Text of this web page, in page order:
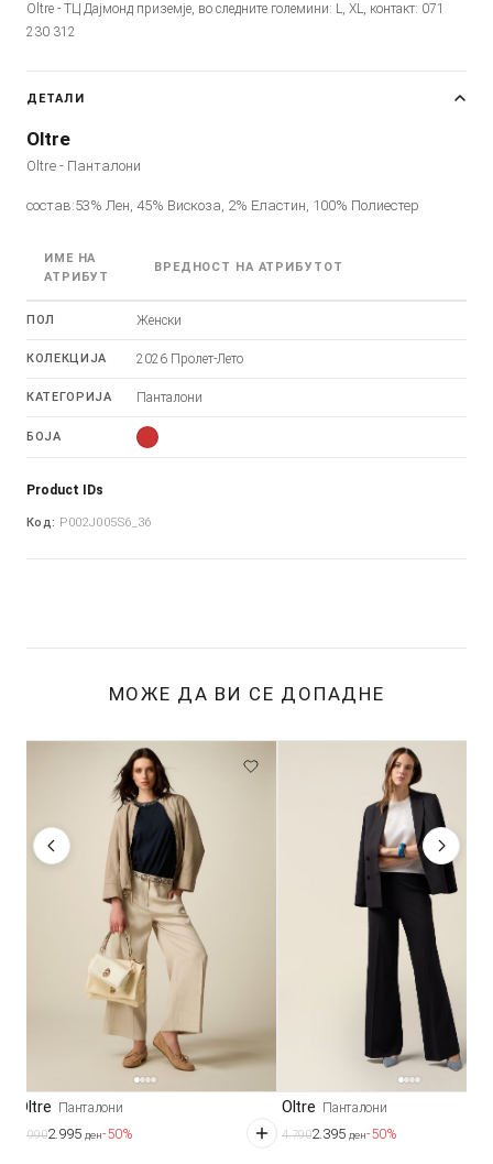
Oltre - ТЦ Дајмонд приземје, во следните големини: L, XL, контакт: 071
230 312
ДЕТАЛИ
Oltre
Oltre - Панталони
состав:53% Лен, 45% Вискоза, 2% Еластин, 100% Полиестер
ИМЕ НА
АТРИБУТ
ВРЕДНОСТ НА АТРИБУТОТ
ПОЛ Женски
КОЛЕКЦИЈА 2026 Пролет-Лето
КАТЕГОРИЈА Панталони
БОЈА
Product IDs
Код: P002J005S6_36
МОЖЕ ДА ВИ СЕ ДОПАДНЕ
Oltre Панталони
5.9902.995 ден-50%
Oltre Панталони
4.7902.395 ден-50%